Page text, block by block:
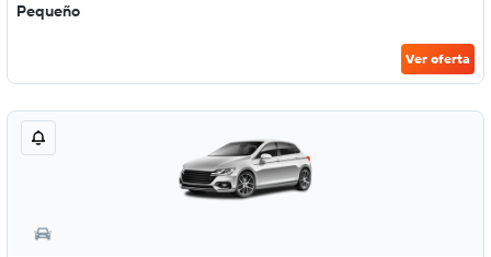
Pequeño
Ver oferta